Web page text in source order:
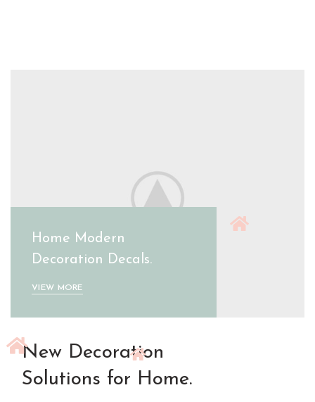
Home Modern
Decoration Decals.
VIEW MORE
New Decoration
Solutions for Home.